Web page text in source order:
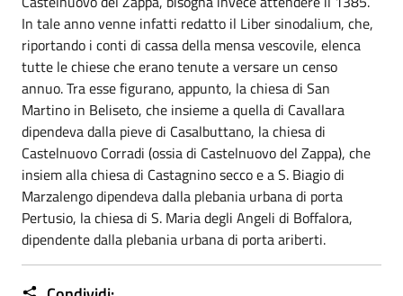
In tale anno venne infatti redatto il Liber sinodalium, che,
riportando i conti di cassa della mensa vescovile, elenca
tutte le chiese che erano tenute a versare un censo
annuo. Tra esse figurano, appunto, la chiesa di San
Martino in Beliseto, che insieme a quella di Cavallara
dipendeva dalla pieve di Casalbuttano, la chiesa di
Castelnuovo Corradi (ossia di Castelnuovo del Zappa), che
insiem alla chiesa di Castagnino secco e a S. Biagio di
Marzalengo dipendeva dalla plebania urbana di porta
Pertusio, la chiesa di S. Maria degli Angeli di Boffalora,
dipendente dalla plebania urbana di porta ariberti.